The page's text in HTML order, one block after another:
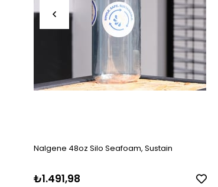
Nalgene 48oz Silo Seafoam, Sustain
₺1.491,98